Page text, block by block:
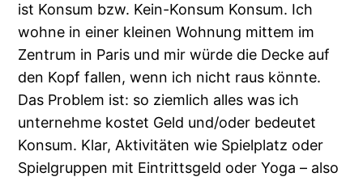
ist Konsum bzw. Kein-Konsum Konsum. Ich
wohne in einer kleinen Wohnung mittem im
Zentrum in Paris und mir würde die Decke auf
den Kopf fallen, wenn ich nicht raus könnte.
Das Problem ist: so ziemlich alles was ich
unternehme kostet Geld und/oder bedeutet
Konsum. Klar, Aktivitäten wie Spielplatz oder
Spielgruppen mit Eintrittsgeld oder Yoga – also